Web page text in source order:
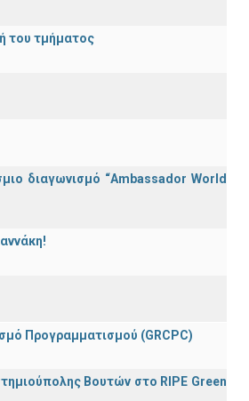
του τμήματος
διαγωνισμό “Ambassador World
Προγραμματισμού (GRCPC)
Βουτών στο RIPE Green